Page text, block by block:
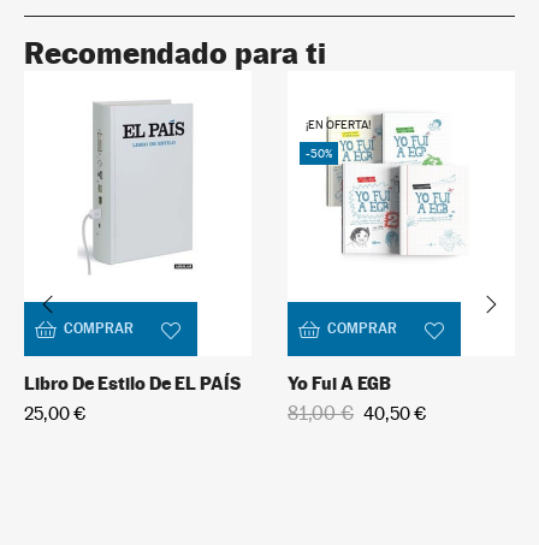
Recomendado para ti
COMPRAR
Libro De Estilo De EL PAÍS
25,00 €
¡EN OFERTA!
-50%
COMPRAR
Yo Fui A EGB
81,00 € 40,50 €